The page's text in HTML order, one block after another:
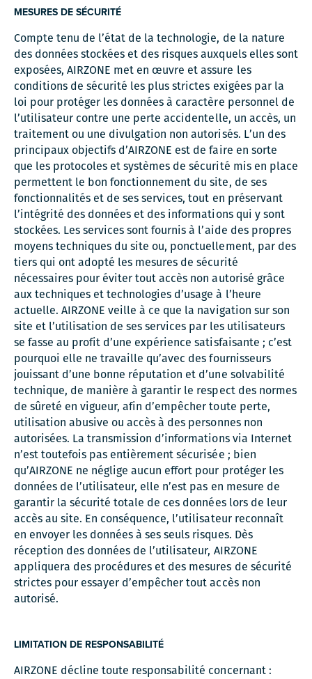
MESURES DE SÉCURITÉ
Compte tenu de l’état de la technologie, de la nature
des données stockées et des risques auxquels elles sont
exposées, AIRZONE met en œuvre et assure les
conditions de sécurité les plus strictes exigées par la
loi pour protéger les données à caractère personnel de
l’utilisateur contre une perte accidentelle, un accès, un
traitement ou une divulgation non autorisés. L’un des
principaux objectifs d’AIRZONE est de faire en sorte
que les protocoles et systèmes de sécurité mis en place
permettent le bon fonctionnement du site, de ses
fonctionnalités et de ses services, tout en préservant
l’intégrité des données et des informations qui y sont
stockées. Les services sont fournis à l’aide des propres
moyens techniques du site ou, ponctuellement, par des
tiers qui ont adopté les mesures de sécurité
nécessaires pour éviter tout accès non autorisé grâce
aux techniques et technologies d’usage à l’heure
actuelle. AIRZONE veille à ce que la navigation sur son
site et l’utilisation de ses services par les utilisateurs
se fasse au profit d’une expérience satisfaisante ; c’est
pourquoi elle ne travaille qu’avec des fournisseurs
jouissant d’une bonne réputation et d’une solvabilité
technique, de manière à garantir le respect des normes
de sûreté en vigueur, afin d’empêcher toute perte,
utilisation abusive ou accès à des personnes non
autorisées. La transmission d’informations via Internet
n’est toutefois pas entièrement sécurisée ; bien
qu’AIRZONE ne néglige aucun effort pour protéger les
données de l’utilisateur, elle n’est pas en mesure de
garantir la sécurité totale de ces données lors de leur
accès au site. En conséquence, l’utilisateur reconnaît
en envoyer les données à ses seuls risques. Dès
réception des données de l’utilisateur, AIRZONE
appliquera des procédures et des mesures de sécurité
strictes pour essayer d’empêcher tout accès non
autorisé.
LIMITATION DE RESPONSABILITÉ
AIRZONE décline toute responsabilité concernant :